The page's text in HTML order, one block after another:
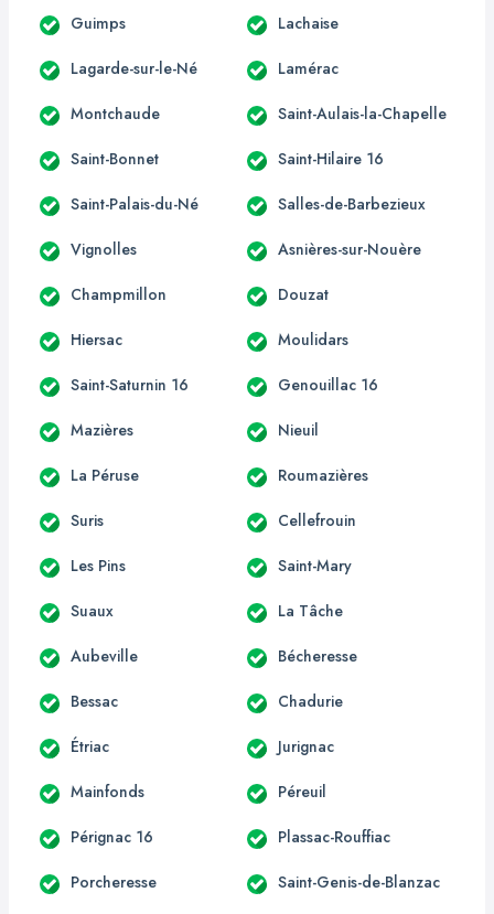
Guimps Lachaise
Lagarde-sur-le-Né Lamérac
Montchaude Saint-Aulais-la-Chapelle
Saint-Bonnet Saint-Hilaire 16
Saint-Palais-du-Né Salles-de-Barbezieux
Vignolles Asnières-sur-Nouère
Champmillon Douzat
Hiersac Moulidars
Saint-Saturnin 16 Genouillac 16
Mazières Nieuil
La Péruse Roumazières
Suris Cellefrouin
Les Pins Saint-Mary
Suaux La Tâche
Aubeville Bécheresse
Bessac Chadurie
Étriac Jurignac
Mainfonds Péreuil
Pérignac 16 Plassac-Rouffiac
Porcheresse Saint-Genis-de-Blanzac